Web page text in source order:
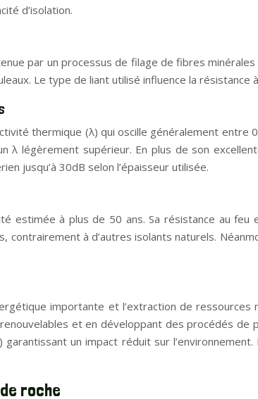
d’isolation.
par un processus de filage de fibres
Le type de liant utilisé influence la résistance
thermique (λ) qui oscille généralement
légèrement supérieur. En plus de son
jusqu’à 30dB selon l’épaisseur utilisée.
estimée à plus de 50 ans. Sa résistance au
à d’autres isolants naturels.
importante et l’extraction de ressources
et en développant des procédés
garantissant un impact réduit sur
roche